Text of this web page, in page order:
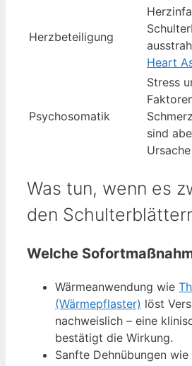
Herzbeteiligung
Heart
Psychosomatik
Stress
sind
Was tun, wenn es
den
Welche
Wärmeanwendung wie
(Wärmepflaster) löst
nachweislich – eine
bestätigt die Wirkung.
Sanfte Dehnübungen